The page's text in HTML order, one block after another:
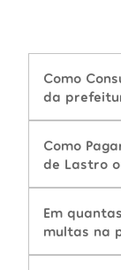
Como
da
Como
de Lastro
Em
multas na